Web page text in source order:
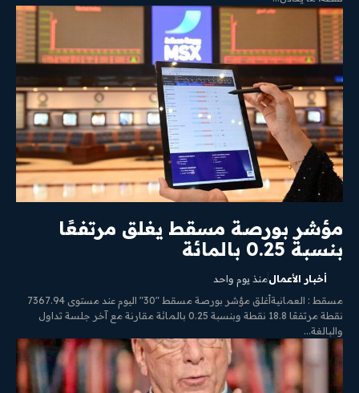
مؤشر بورصة مسقط يغلق مرتفعًا
بنسبة 0.25 بالمائة
أخبار الأعمالمنذ يوم واحد
مسقط : العمانيةأغلق مؤشر بورصة مسقط "30" اليوم عند مستوى 7367.94
نقطة مرتفعًا 18.8 نقطة وبنسبة 0.25 بالمائة مقارنة مع آخر جلسة تداول
والبالغة...